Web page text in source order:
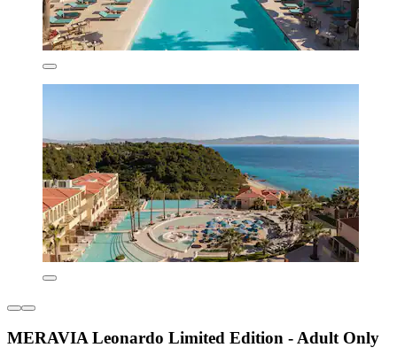
MERAVIA Leonardo Limited Edition - Adult Only